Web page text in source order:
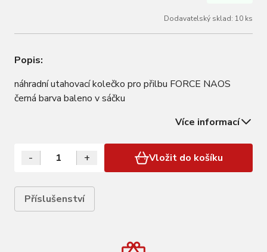
Dodavatelský sklad: 10 ks
Popis:
náhradní utahovací kolečko pro přilbu FORCE NAOS
černá barva baleno v sáčku
Více informací
- + Vložit do košíku
Příslušenství